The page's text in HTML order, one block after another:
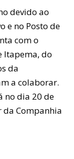
devido ao
e no Posto de
com o
Itapema, do
da
a colaborar.
no dia 20 de
da Companhia